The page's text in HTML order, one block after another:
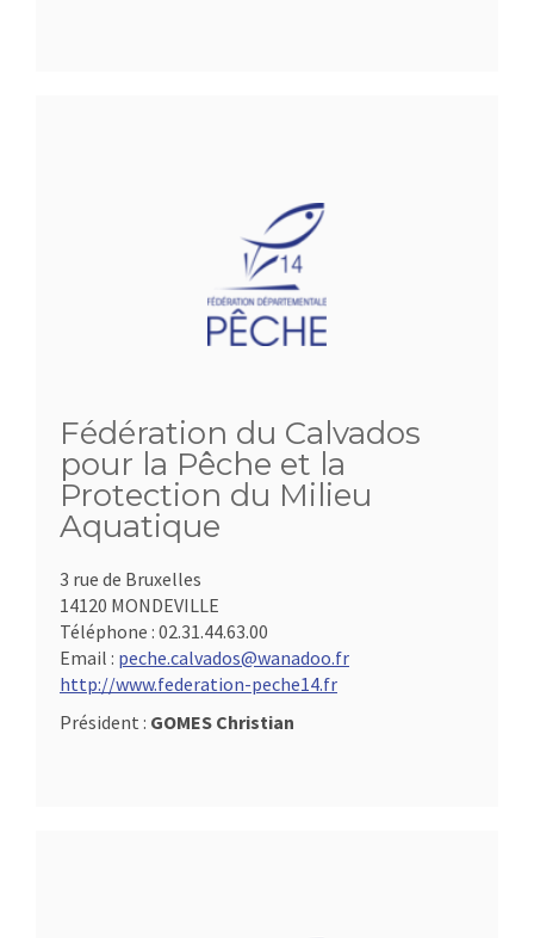
Fédération du Calvados
pour la Pêche et la
Protection du Milieu
Aquatique
3 rue de Bruxelles
14120 MONDEVILLE
Téléphone : 02.31.44.63.00
Email : peche.calvados@wanadoo.fr
http://www.federation-peche14.fr
Président : GOMES Christian